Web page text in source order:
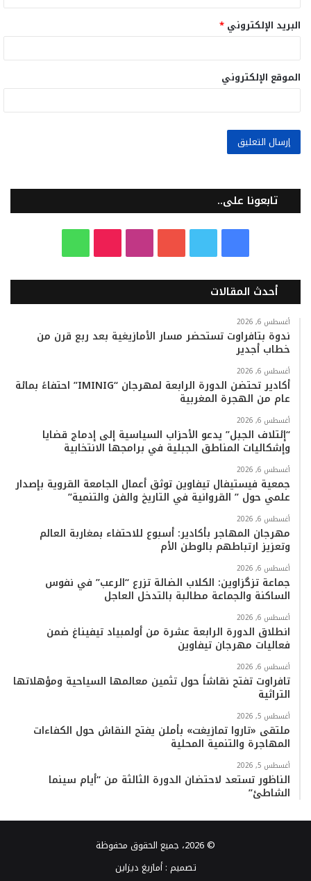
البريد الإلكتروني *
الموقع الإلكتروني
تابعونا على..
س
ك
ي
ت
ت
ي
ب
س
ر
م
k
k
ت
س
ب
أحدث المقالات
أغسطس 6, 2026
ندوة بتافراوت تستحضر مسار الأمازيغية بعد ربع قرن من
خطاب أجدير
أغسطس 6, 2026
أكادير تحتضن الدورة الرابعة لمهرجان “IMINIG” احتفاءً بمائة
عام من الهجرة المغربية
أغسطس 6, 2026
“إئتلاف الجبل” يدعو الأحزاب السياسية إلى إدماج قضايا
وإشكاليات المناطق الجبلية في برامجها الانتخابية
أغسطس 6, 2026
جمعية فيستيفال تيفاوين توثق أعمال الجامعة القروية بإصدار
علمي حول ” القروانية في التاريخ والفن والتنمية”
أغسطس 6, 2026
مهرجان المهاجر بأكادير: أسبوع للاحتفاء بمغاربة العالم
وتعزيز ارتباطهم بالوطن الأم
أغسطس 6, 2026
جماعة تزگزاوين: الكلاب الضالة تزرع “الرعب” في نفوس
الساكنة والجماعة مطالبة بالتدخل العاجل
أغسطس 6, 2026
انطلاق الدورة الرابعة عشرة من أولمبياد تيفيناغ ضمن
فعاليات مهرجان تيفاوين
أغسطس 6, 2026
تافراوت تفتح نقاشاً حول تثمين معالمها السياحية ومؤهلاتها
التراثية
أغسطس 5, 2026
ملتقى «تاروا تمازيغت» بأملن يفتح النقاش حول الكفاءات
المهاجرة والتنمية المحلية
أغسطس 5, 2026
الناظور تستعد لاحتضان الدورة الثالثة من “أيام سينما
الشاطئ”
© 2026، جميع الحقوق محفوظة
تصميم :أمازيغ ديزاين